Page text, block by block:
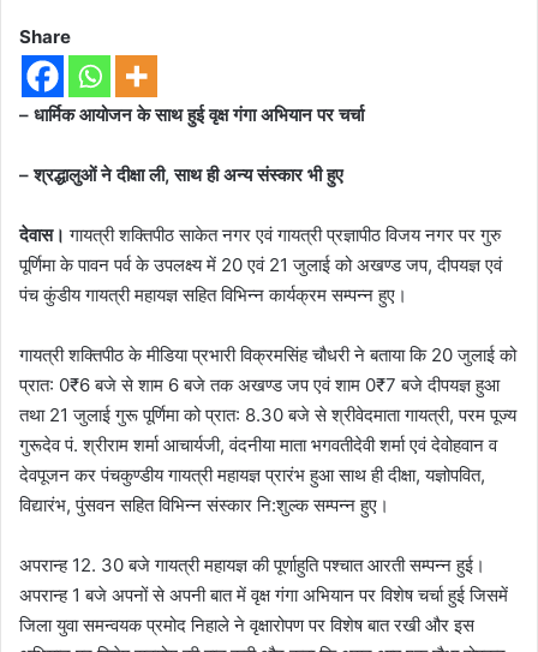
Share
– धार्मिक आयोजन के साथ हुई वृक्ष गंगा अभियान पर चर्चा
– श्रद्धालुओं ने दीक्षा ली, साथ ही अन्य संस्कार भी हुए
देवास। गायत्री शक्तिपीठ साकेत नगर एवं गायत्री प्रज्ञापीठ विजय नगर पर गुरु
पूर्णिमा के पावन पर्व के उपलक्ष्य में 20 एवं 21 जुलाई को अखण्ड जप, दीपयज्ञ एवं
पंच कुंडीय गायत्री महायज्ञ सहित विभिन्न कार्यक्रम सम्पन्न हुए।
गायत्री शक्तिपीठ के मीडिया प्रभारी विक्रमसिंह चौधरी ने बताया कि 20 जुलाई को
प्रात: 0₹6 बजे से शाम 6 बजे तक अखण्ड जप एवं शाम 0₹7 बजे दीपयज्ञ हुआ
तथा 21 जुलाई गुरू पूर्णिमा को प्रात: 8.30 बजे से श्रीवेदमाता गायत्री, परम पूज्य
गुरूदेव पं. श्रीराम शर्मा आचार्यजी, वंदनीया माता भगवतीदेवी शर्मा एवं देवोहवान व
देवपूजन कर पंचकुण्डीय गायत्री महायज्ञ प्रारंभ हुआ साथ ही दीक्षा, यज्ञोपवित,
विद्यारंभ, पुंसवन सहित विभिन्न संस्कार नि:शुल्क सम्पन्न हुए।
अपरान्ह 12. 30 बजे गायत्री महायज्ञ की पूर्णाहुति पश्चात आरती सम्पन्न हुई।
अपरान्ह 1 बजे अपनों से अपनी बात में वृक्ष गंगा अभियान पर विशेष चर्चा हुई जिसमें
जिला युवा समन्वयक प्रमोद निहाले ने वृक्षारोपण पर विशेष बात रखी और इस